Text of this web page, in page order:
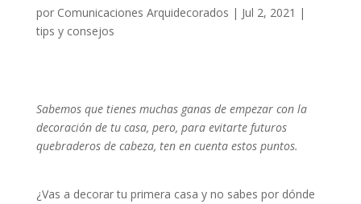
por Comunicaciones Arquidecorados | Jul 2, 2021 |
tips y consejos
Sabemos que tienes muchas ganas de empezar con la
decoración de tu casa, pero, para evitarte futuros
quebraderos de cabeza, ten en cuenta estos puntos.
¿Vas a decorar tu primera casa y no sabes por dónde